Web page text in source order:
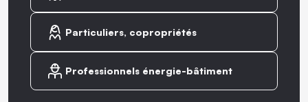
Particuliers, copropriétés
Professionnels énergie-bâtiment